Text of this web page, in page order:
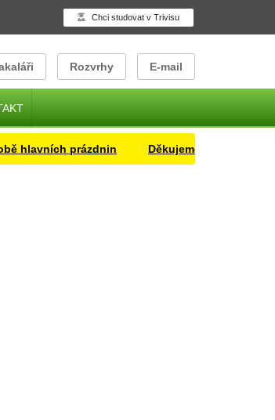
Chci studovat v Trivisu
Rozvrhy E-mail
hlavních prázdnin Děkujeme za společný